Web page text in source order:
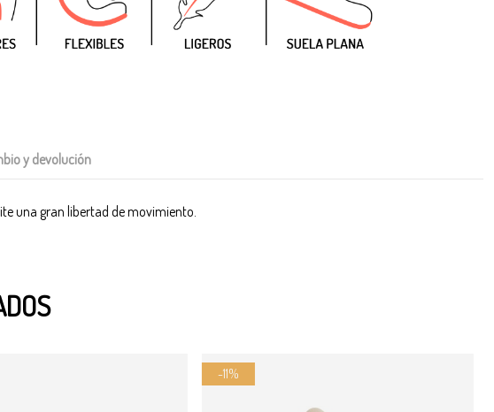
y devolución
una gran libertad de movimiento.
-10%